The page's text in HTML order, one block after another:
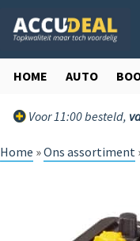
door
direct
HOME AUTO
Voor 11:00 besteld,
Home »Ons assortiment